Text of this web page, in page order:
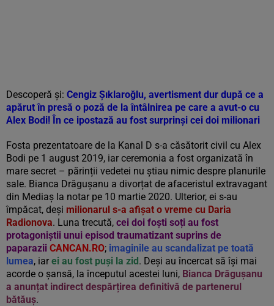
Descoperă și: Cengiz Şıklaroğlu, avertisment dur după ce a
apărut în presă o poză de la întâlnirea pe care a avut-o cu
Alex Bodi! În ce ipostază au fost surprinși cei doi milionari
Fosta prezentatoare de la Kanal D s-a căsătorit civil cu Alex
Bodi pe 1 august 2019, iar ceremonia a fost organizată în
mare secret – părinții vedetei nu știau nimic despre planurile
sale. Bianca Drăgușanu a divorțat de afaceristul extravagant
din Mediaș la notar pe 10 martie 2020. Ulterior, ei s-au
împăcat, deși milionarul s-a afișat o vreme cu Daria
Radionova. Luna trecută, cei doi foști soți au fost
protagoniștii unui episod traumatizant suprins de
paparazii CANCAN.RO; imaginile au scandalizat pe toată
lumea, iar ei au fost puși la zid. Deși au încercat să își mai
acorde o șansă, la începutul acestei luni, Bianca Drăgușanu
a anunțat indirect despărțirea definitivă de partenerul
bătăuș.